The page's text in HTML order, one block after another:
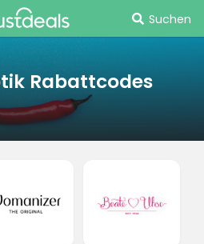
Suchen
Rabattcodes